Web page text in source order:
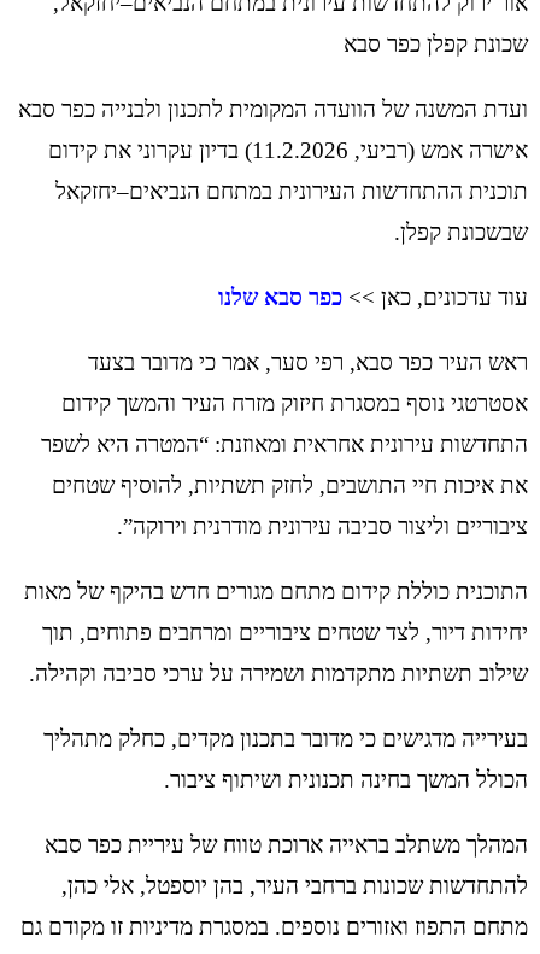
שכונת קפלן כפר סבא
ועדת המשנה של הוועדה המקומית לתכנון ולבנייה כפר סבא
אישרה אמש (רביעי, 11.2.2026) בדיון עקרוני את קידום
תוכנית ההתחדשות העירונית במתחם הנביאים–יחזקאל
שבשכונת קפלן.
עוד עדכונים, כאן >> כפר סבא שלנו
ראש העיר כפר סבא, רפי סער, אמר כי מדובר בצעד
אסטרטגי נוסף במסגרת חיזוק מזרח העיר והמשך קידום
התחדשות עירונית אחראית ומאוזנת: “המטרה היא לשפר
את איכות חיי התושבים, לחזק תשתיות, להוסיף שטחים
ציבוריים וליצור סביבה עירונית מודרנית וירוקה”.
התוכנית כוללת קידום מתחם מגורים חדש בהיקף של מאות
יחידות דיור, לצד שטחים ציבוריים ומרחבים פתוחים, תוך
שילוב תשתיות מתקדמות ושמירה על ערכי סביבה וקהילה.
בעירייה מדגישים כי מדובר בתכנון מקדים, כחלק מתהליך
הכולל המשך בחינה תכנונית ושיתוף ציבור.
המהלך משתלב בראייה ארוכת טווח של עיריית כפר סבא
להתחדשות שכונות ברחבי העיר, בהן יוספטל, אלי כהן,
מתחם התפוז ואזורים נוספים. במסגרת מדיניות זו מקודם גם